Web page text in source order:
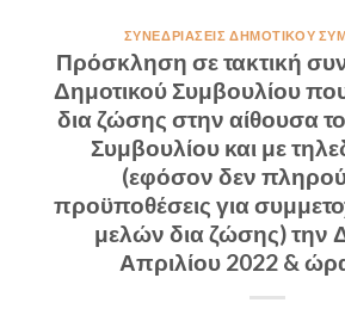
ΣΥΝΕΔΡΙΆΣΕΙΣ ΔΗΜΟΤΙΚΟΎ
Πρόσκληση σε τακτική
Δημοτικού Συμβουλίου που
δια ζώσης στην αίθουσα
Συμβουλίου και με
(εφόσον δεν
προϋποθέσεις για
μελών δια ζώσης) την
Απριλίου 2022 &